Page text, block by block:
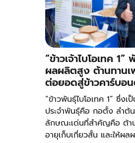
“ข้าวเจ้าไบโอเทค
ผลผลิตสูง ต้านทาน
ต่อยอดสู่ข้าวคาร์บอ
“ข้าวพันธุ์ไบโอเทค 1” ซึ่ง
ประจำพันธุ์คือ กอตั้ง ลำต้
ลักษณะเด่นที่สำคัญคือ ต้า
อายุเก็บเกี่ยวสั้น และให้ผ